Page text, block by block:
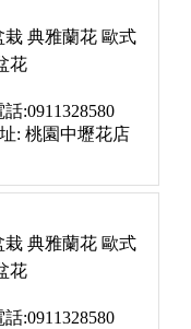
典雅蘭花 歐式
花
:0911328580
: 桃園中壢花店
典雅蘭花 歐式
花
:0911328580